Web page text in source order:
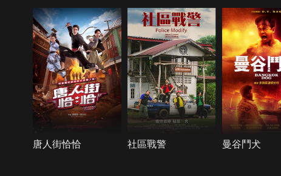
唐人街恰恰 社區戰警 曼谷鬥犬